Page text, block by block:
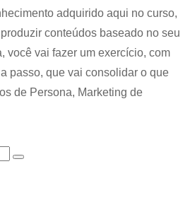
adquirido aqui no curso,
conteúdos baseado no seu
você vai fazer um exercício, com
passo, que vai consolidar o que
de Persona, Marketing de